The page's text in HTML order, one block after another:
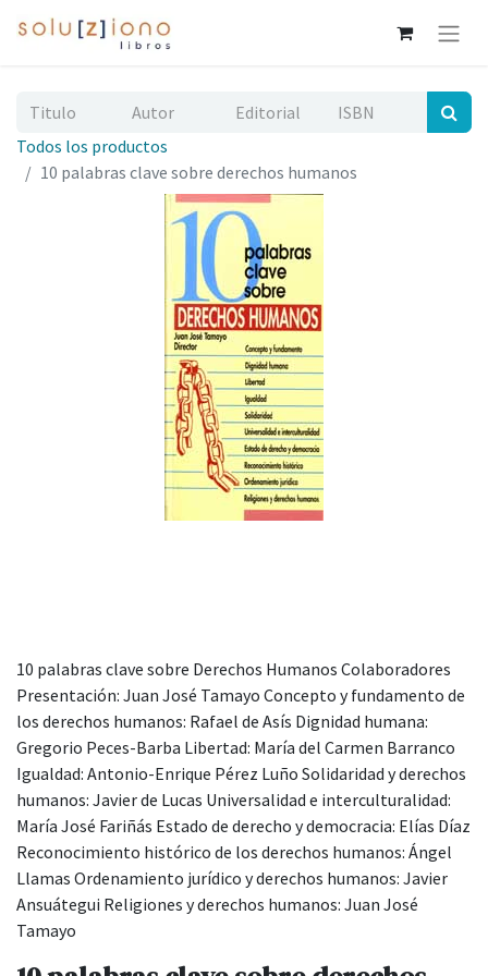
Todos los productos
10 palabras clave sobre derechos humanos
10 palabras clave sobre Derechos Humanos Colaboradores
Presentación: Juan José Tamayo Concepto y fundamento de
los derechos humanos: Rafael de Asís Dignidad humana:
Gregorio Peces-Barba Libertad: María del Carmen Barranco
Igualdad: Antonio-Enrique Pérez Luño Solidaridad y derechos
humanos: Javier de Lucas Universalidad e interculturalidad:
María José Fariñás Estado de derecho y democracia: Elías Díaz
Reconocimiento histórico de los derechos humanos: Ángel
Llamas Ordenamiento jurídico y derechos humanos: Javier
Ansuátegui Religiones y derechos humanos: Juan José
Tamayo